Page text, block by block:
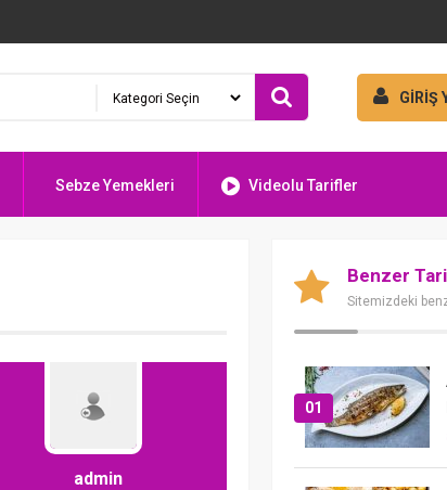
GİRİŞ
Sebze Yemekleri Videolu Tarifler
admin
Benzer
Sitemizdeki
01